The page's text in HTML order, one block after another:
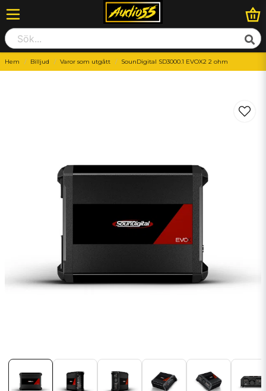
Hem Billjud Varor som utgått SounDigital SD3000.1 EVOX2 2 ohm